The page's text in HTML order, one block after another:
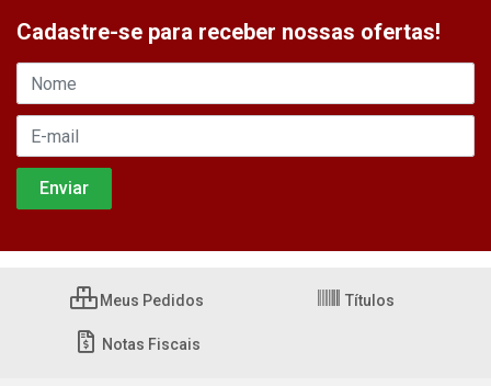
Cadastre-se para receber nossas ofertas!
Meus Pedidos Títulos
Notas Fiscais